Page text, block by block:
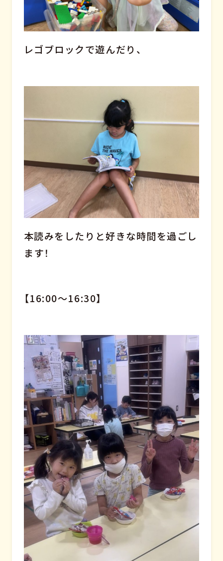
レゴブロックで遊んだり、
本読みをしたりと好きな時間を過ごし
ます！
【16:00～16:30】